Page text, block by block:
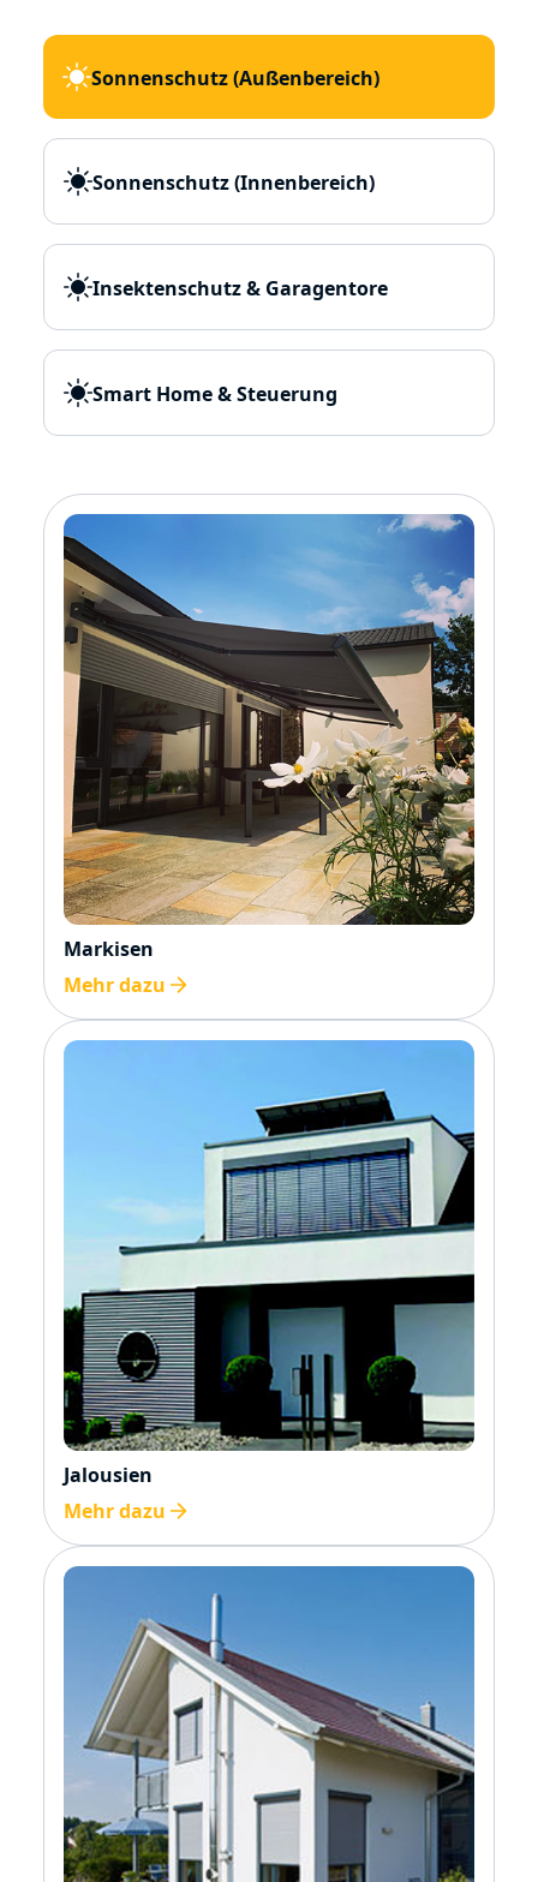
Sonnenschutz (Außenbereich)
Sonnenschutz (Innenbereich)
Insektenschutz & Garagentore
Smart Home & Steuerung
Markisen
Mehr dazu
Jalousien
Mehr dazu